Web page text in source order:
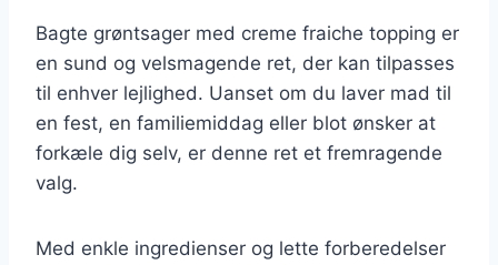
Bagte grøntsager med creme fraiche topping er
en sund og velsmagende ret, der kan tilpasses
til enhver lejlighed. Uanset om du laver mad til
en fest, en familiemiddag eller blot ønsker at
forkæle dig selv, er denne ret et fremragende
valg.
Med enkle ingredienser og lette forberedelser